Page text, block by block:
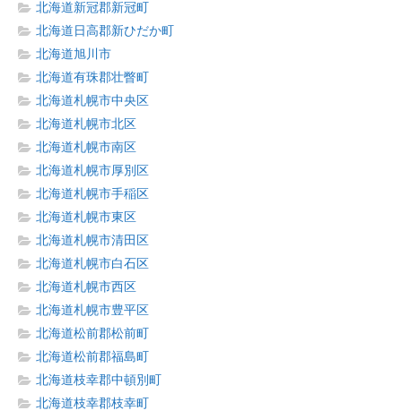
北海道新冠郡新冠町
北海道日高郡新ひだか町
北海道旭川市
北海道有珠郡壮瞥町
北海道札幌市中央区
北海道札幌市北区
北海道札幌市南区
北海道札幌市厚別区
北海道札幌市手稲区
北海道札幌市東区
北海道札幌市清田区
北海道札幌市白石区
北海道札幌市西区
北海道札幌市豊平区
北海道松前郡松前町
北海道松前郡福島町
北海道枝幸郡中頓別町
北海道枝幸郡枝幸町